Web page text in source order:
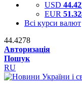
USD
EUR
Всі курси валют
44.4278
Авторизація
Пошук
RU